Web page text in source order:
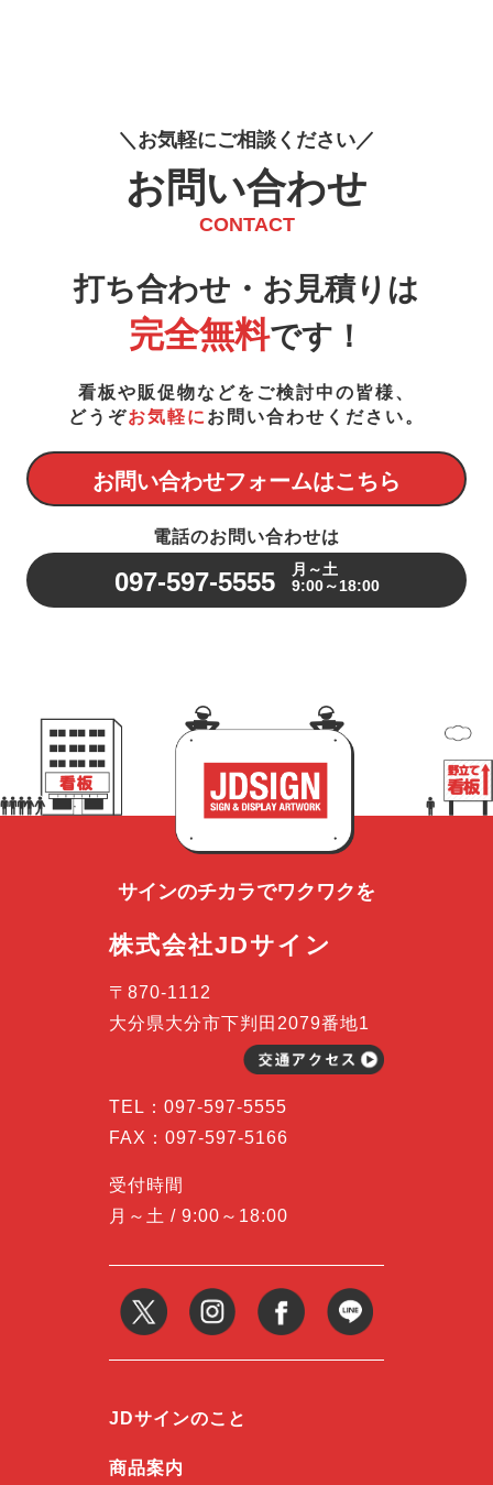
お気軽にご相談 く ださ い
お問い合わせ
CONTACT
打ち合わせ・お見積りは
完全無料です！
看板や販促物などをご検討中の皆様、
どうぞお気軽に お問い合わせください。
お問い合わせフォームはこちら
電話のお問い合わせは
097-597-5555
月～土
9:00～18:00
サインのチカラでワクワクを
株式会社JDサイン
〒870-1112
大分県大分市下判田2079番地1
TEL： 097-597-5555
FAX：097-597-5166
受付時間
月～土 / 9:00～18:00
JDサインのこと
商品案内